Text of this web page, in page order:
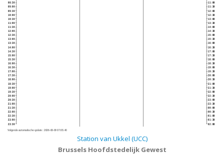
08:30
09:00
09:30
10:00
10:30
11:00
11:30
12:00
12:30
13:00
13:30
14:00
14:30
15:00
15:30
16:00
16:30
17:00
17:30
18:00
18:30
19:00
19:30
20:00
20:30
21:00
21:30
22:00
22:30
23:00
23:30
11:00
11:30
12:00
12:30
13:00
13:30
14:00
14:30
15:00
15:30
16:00
16:30
17:00
17:30
18:00
18:30
19:00
19:30
20:00
20:30
21:00
21:30
22:00
22:30
23:00
23:30
00:00
00:30
01:00
01:30
02:00
Volgende automatische update : 2026-08-09 07:05:40
Station van Ukkel (UCC)
Brussels Hoofdstedelijk Gewest